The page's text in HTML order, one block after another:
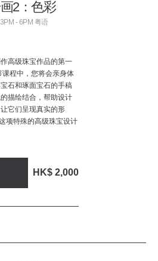
2：色彩
- 6PM 粤语
高级珠宝作品的第一
程中，您将会亲身体
石和琢面宝石的手稿
描绘结合，帮助设计
它们呈现真实的形
项特殊的高级珠宝设计
HK$ 2,000